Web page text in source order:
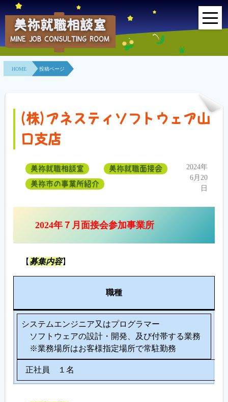
HOME
事業所紹介
相談室とは？
地域連携事業
各種セミナー
美祢就職相談室
MINE JOB CONSULTING ROOM
HOME 投稿ページ
(株)アネスティソフトウェア山
口支店
美祢就職相談室
美祢就職面接会
美祢市の事業所紹介
2024年
6月20
日
2024年７月面接会参加事業所
【 募集内容】
職種
システムエンジニア又はプログラマー
ソフトウェアの設計・開発、及び付帯する業務
※業務場所はお客様指定場所で常駐勤務
正社員 １名